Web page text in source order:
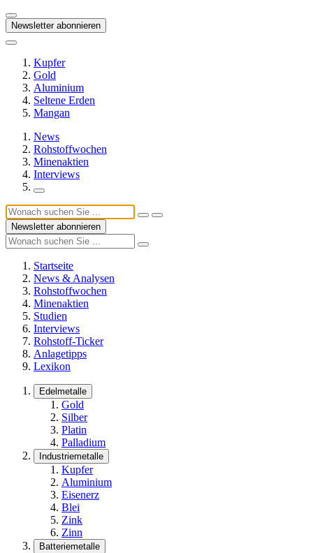
Newsletter abonnieren
Kupfer
Gold
Aluminium
Seltene Erden
Mangan
News
Rohstoffwochen
Minenaktien
Interviews
Newsletter abonnieren
Startseite
News & Analysen
Rohstoffwochen
Minenaktien
Studien
Interviews
Rohstoff-Ticker
Anlagetipps
Lexikon
Edelmetalle
Gold
Silber
Platin
Palladium
Industriemetalle
Kupfer
Aluminium
Eisenerz
Blei
Zink
Zinn
Batteriemetalle